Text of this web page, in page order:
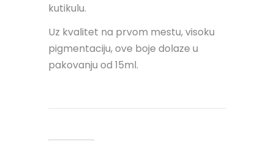
kutikulu.
Uz kvalitet na prvom mestu, visoku
pigmentaciju, ove boje dolaze u
pakovanju od 15ml.